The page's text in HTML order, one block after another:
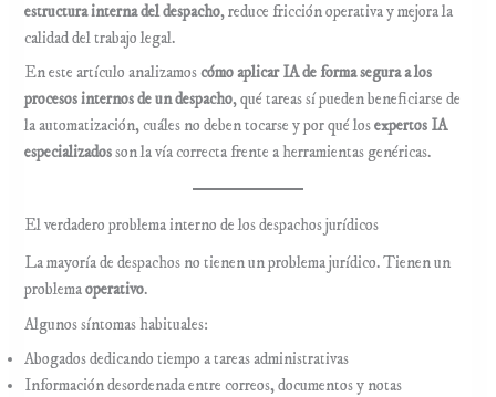
estructura interna del despacho, reduce fricción operativa y mejora la
calidad del trabajo legal.
En este artículo analizamoscómo aplicar IA de forma segura a los
procesos internos de un despacho, qué tareas sí pueden beneficiarse de
la automatización, cuáles no deben tocarse y por qué losexpertos IA
especializadosson la vía correcta frente a herramientas genéricas.
El verdadero problema interno de los despachos jurídicos
La mayoría de despachos no tienen un problema jurídico. Tienen un
problemaoperativo.
Algunos síntomas habituales:
Abogados dedicando tiempo a tareas administrativas
Información desordenada entre correos, documentos y notas